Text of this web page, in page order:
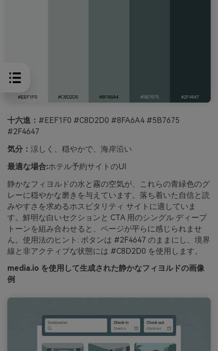
十六進： #EEF1F0 #C8D2D0 #8FA6A4 #5B7675
#2F4647
気分： 涼しく、穏やかで、海岸沿い
最適な場合:ホテル予約サイトのUI
静かなフィヨルドの水と霧の空気が、これらの青緑色のグ
レーに穏やかな磨きを与えています。落ち着いた自信と読
みやすさを求めるホスピタリティ サイトに適していま
す。鮮明な白いセクションと CTA 用のシングル ディープ
トーンを組み合わせると、ページが平らに感じられませ
ん。使用法のヒント: ボタンは #2F4647 のままにし、境界
線と非アクティブな状態には #C8D2D0 を使用します。
media.io を使用して生成された静かなフィヨルドの画像
例